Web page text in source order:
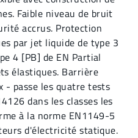
Faible niveau de bruit
accrus. Protection
par jet liquide de type 3
4 [PB] de EN Partial
élastiques. Barrière
- passe les quatre tests
dans les classes les
à la norme EN1149-5
d'électricité statique.